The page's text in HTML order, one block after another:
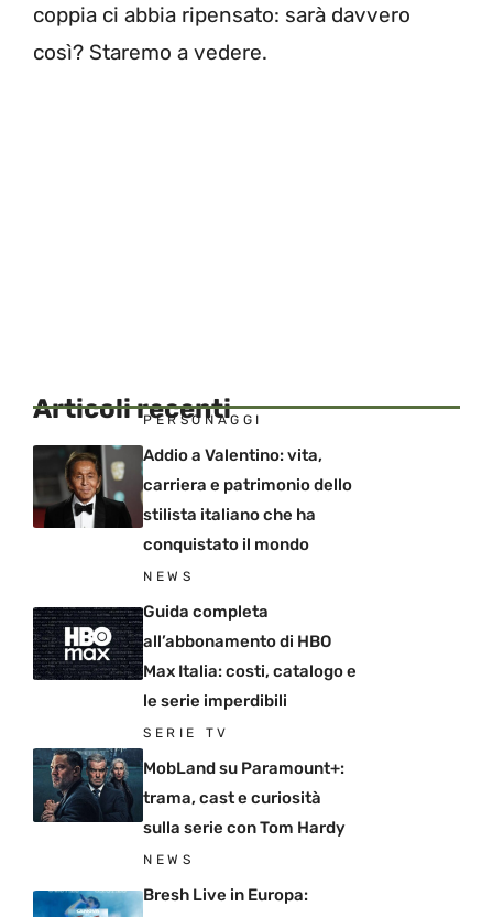
coppia ci abbia ripensato: sarà davvero
così? Staremo a vedere.
Articoli recenti
PERSONAGGI
Addio a Valentino: vita,
carriera e patrimonio dello
stilista italiano che ha
conquistato il mondo
NEWS
Guida completa
all’abbonamento di HBO
Max Italia: costi, catalogo e
le serie imperdibili
SERIE TV
MobLand su Paramount+:
trama, cast e curiosità
sulla serie con Tom Hardy
NEWS
Bresh Live in Europa: